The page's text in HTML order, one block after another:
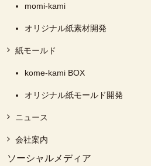
momi-kami
オリジナル紙素材開発
紙モールド
kome-kami BOX
オリジナル紙モールド開発
ニュース
会社案内
ソーシャルメディア